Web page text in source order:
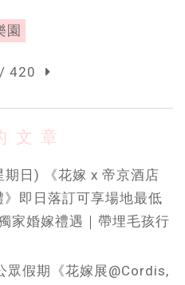
園
420
文章
日) 《花嫁 x 帝京酒店
即日落訂可享場地最低
家婚嫁禮遇｜帶埋毛孩行
眾假期《花嫁展@Cordis,